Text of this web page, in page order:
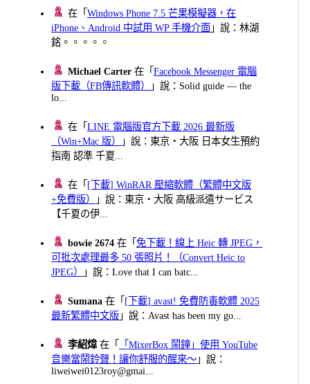
在「Windows Phone 7.5 芒果模擬器，在
iPhone、Android 中試用 WP 手機介面 」說：林湖
銘。。。。。
Michael Carter 在「Facebook Messenger 電腦
版下載（FB傳訊軟體）
」說：Solid guide — the
lo...
在「LINE 電腦版官方下載 2026 最新版
（Win+Mac 版）
」說：東京・大阪 日本女生預約
指南 認準 千夏...
在「 [下載] WinRAR 壓縮軟體（繁體中文版
+免費版）
」說：東京・大阪 高級派遣サービス
【千夏の伊...
bowie 2674 在「免下載！線上 Heic 轉 JPEG，
可批次處理最多 50 張照片！（Convert Heic to
JPEG）
」說：Love that I can batc...
Sumana 在「 [下載] avast! 免費防毒軟體 2025
最新繁體中文版 」說：Avast has been my go...
李紹煒在「
「MixerBox 鬧鐘」使用 YouTube
音樂當鬧鈴聲！讓你舒服的醒來～ 」說：
liweiwei0123roy@gmai...